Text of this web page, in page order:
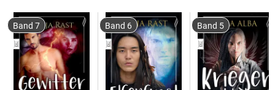
kann ihm vorschreiben, wen er zu lieben hat. Sein einziges
Problem ist dieser Idiot von der Tempelwache, der sein
gesamtes Geld in den Kanal geworfen hat. Und nur, weil
Ridley ein winziges Boot geklaut hat . . . während darauf eine
Trauerzeremonie stattfand Slar wird den feigen Dieb finden,
Band 7 Band 6 Band 5